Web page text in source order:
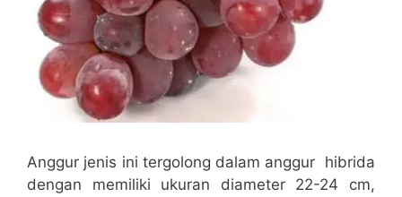
Anggur jenis ini tergolong dalam anggur hibrida
dengan memiliki ukuran diameter 22-24 cm,